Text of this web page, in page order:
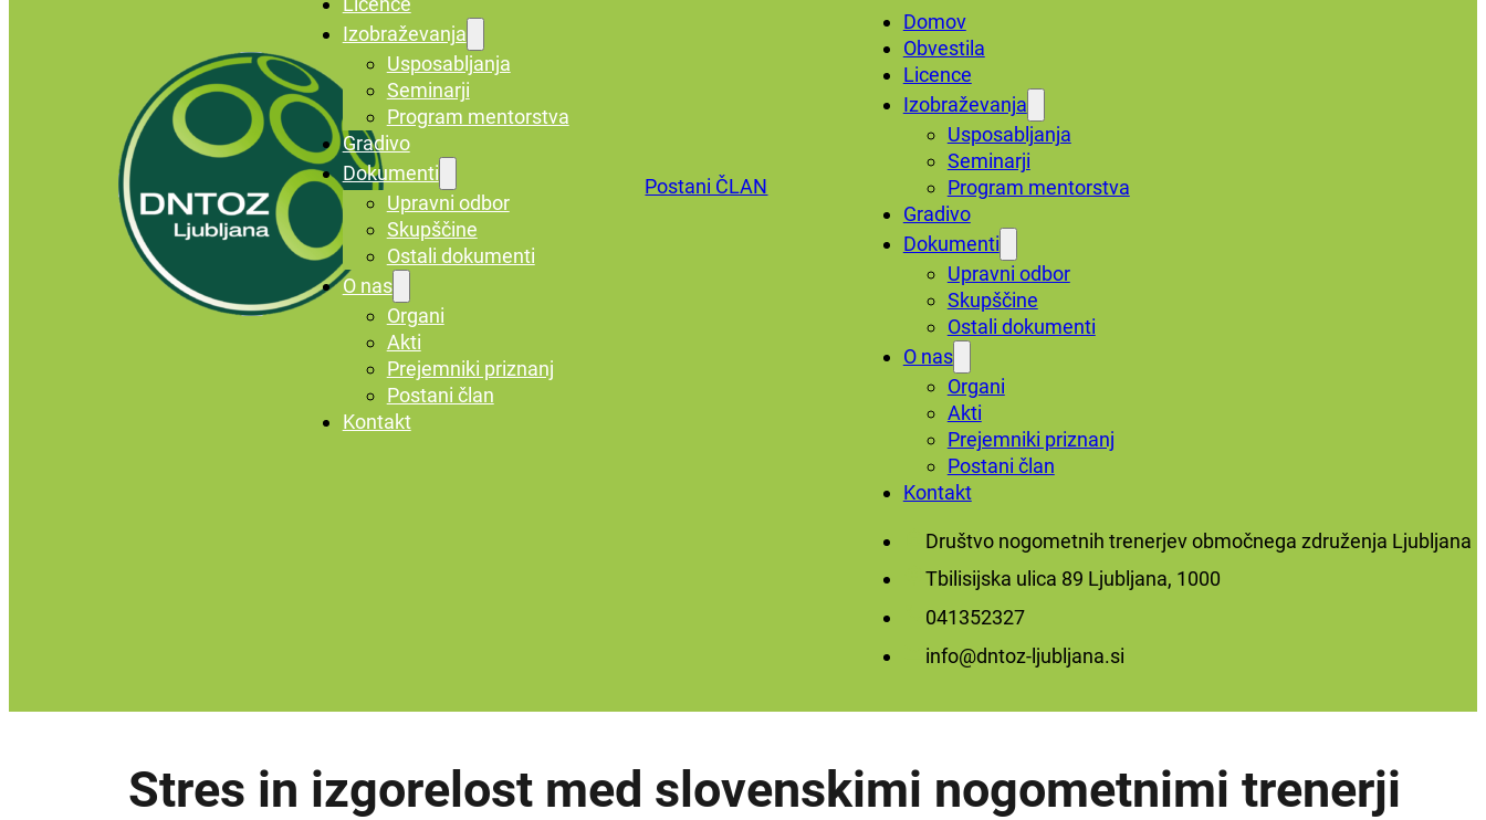
Izobraževanja
Usposabljanja
Seminarji
Program mentorstva
Gradivo
Dokumenti
Upravni odbor
Skupščine
Ostali dokumenti
O nas
Organi
Akti
Prejemniki priznanj
Postani član
Kontakt
Postani ČLAN
Domov
Obvestila
Licence
Izobraževanja
Usposabljanja
Seminarji
Program mentorstva
Gradivo
Dokumenti
Upravni odbor
Skupščine
Ostali dokumenti
O nas
Organi
Akti
Prejemniki priznanj
Postani član
Kontakt
Društvo nogometnih trenerjev območnega združenja Ljubljana
Tbilisijska ulica 89 Ljubljana, 1000
‭041352327‬
info@dntoz-ljubljana.si
Stres in izgorelost med slovenskimi nogometnimi trenerji